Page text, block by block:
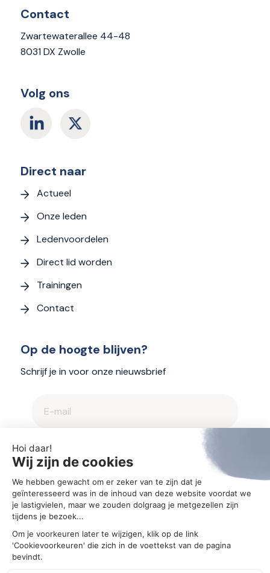
Contact
Zwartewaterallee 44-48
8031 DX Zwolle
Volg ons
Direct naar
Actueel
Onze leden
Ledenvoordelen
Direct lid worden
Trainingen
Contact
Op de hoogte blijven?
Schrijf je in voor onze nieuwsbrief